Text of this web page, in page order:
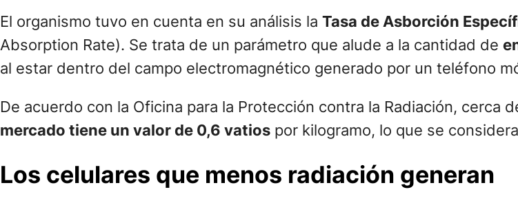
El organismo tuvo en cuenta en su análisis la Tasa de Asborción
Absorption Rate). Se trata de un parámetro que alude a la cantidad de
al estar dentro del campo electromagnético generado por un teléfono
De acuerdo con la Oficina para la Protección contra la Radiación, cerca
mercado tiene un valor de 0,6 vatios por kilogramo, lo que se
Los celulares que menos radiación generan